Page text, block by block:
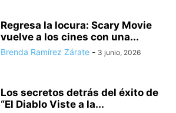
Regresa la locura: Scary Movie
vuelve a los cines con una...
Brenda Ramírez Zárate - 3 junio, 2026
Los secretos detrás del éxito de
“El Diablo Viste a la...